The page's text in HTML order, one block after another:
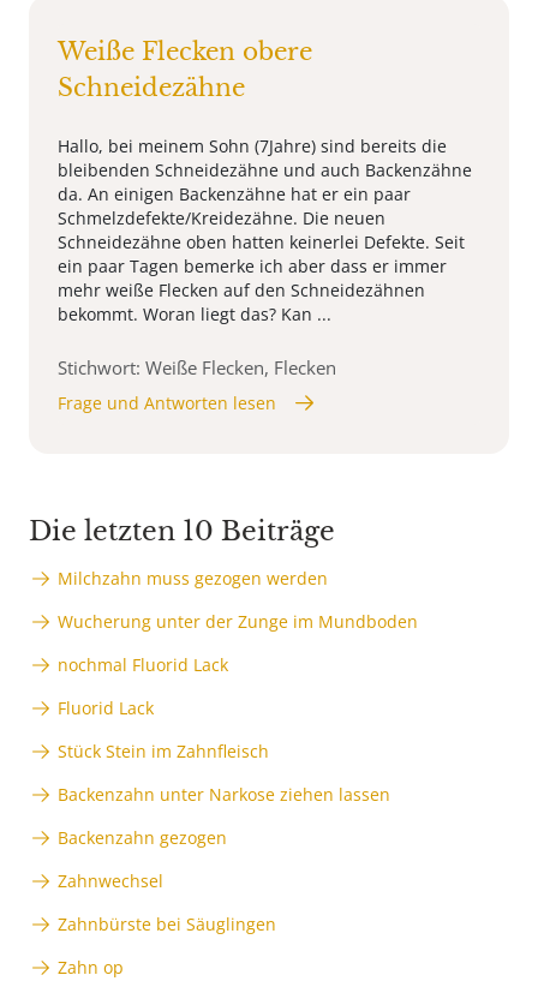
Weiße Flecken obere
Schneidezähne
Hallo, bei meinem Sohn (7Jahre) sind bereits die
bleibenden Schneidezähne und auch Backenzähne
da. An einigen Backenzähne hat er ein paar
Schmelzdefekte/Kreidezähne. Die neuen
Schneidezähne oben hatten keinerlei Defekte. Seit
ein paar Tagen bemerke ich aber dass er immer
mehr weiße Flecken auf den Schneidezähnen
bekommt. Woran liegt das? Kan ...
Stichwort: Weiße Flecken, Flecken
Frage und Antworten lesen
Die letzten 10 Beiträge
Milchzahn muss gezogen werden
Wucherung unter der Zunge im Mundboden
nochmal Fluorid Lack
Fluorid Lack
Stück Stein im Zahnfleisch
Backenzahn unter Narkose ziehen lassen
Backenzahn gezogen
Zahnwechsel
Zahnbürste bei Säuglingen
Zahn op